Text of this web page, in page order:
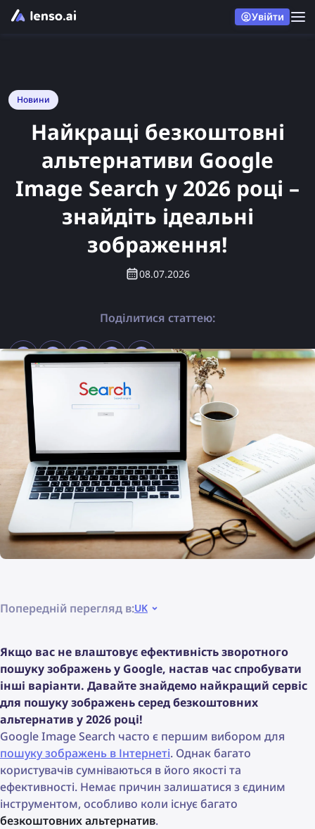
Увійти
Новини
Найкращі безкоштовні
альтернативи Google
Image Search у 2026 році –
знайдіть ідеальні
зображення!
08.07.2026
Поділитися статтею:
Попередній перегляд в:UK
Якщо вас не влаштовує ефективність зворотного
пошуку зображень у Google, настав час спробувати
інші варіанти. Давайте знайдемо найкращий сервіс
для пошуку зображень серед безкоштовних
альтернатив у 2026 році!
Google Image Search часто є першим вибором для
пошуку зображень в Інтернеті. Однак багато
користувачів сумніваються в його якості та
ефективності. Немає причин залишатися з єдиним
інструментом, особливо коли існує багато
безкоштовних альтернатив.